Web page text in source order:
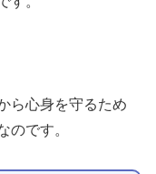
ら心身を守るため
のです。